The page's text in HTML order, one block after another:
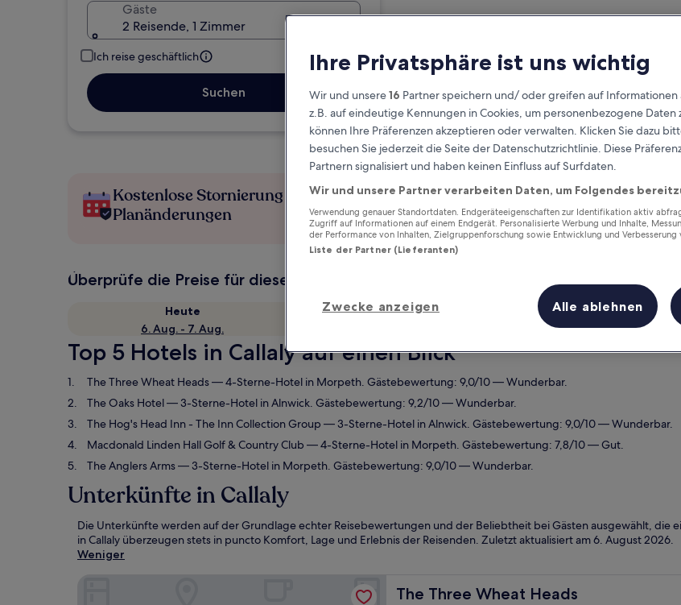
Gäste
2 Reisende, 1 Zimmer
Ich reise geschäftlich
Suchen
Kostenlose Stornierung bei
Planänderungen
Verdiene Prämien für jede
wahrgenommene Übernachtung
Überprüfe die Preise für diese Daten
Heute
6. Aug. - 7. Aug.
Morgen
Dieses
7. Aug. - 9.
Top 5 Hotels in Callaly auf einen Blick
The Three Wheat Heads— 4-Sterne-Hotel in Morpeth. Gästebewertung: 9,0/10 — Wunderbar.
The Oaks Hotel— 3-Sterne-Hotel in Alnwick. Gästebewertung: 9,2/10 — Wunderbar.
The Hog's Head Inn - The Inn Collection Group — 3-Sterne-Hotel in Alnwick. Gästebewertung: 9,0/10 — Wunderbar.
Macdonald Linden Hall Golf & Country Club — 4-Sterne-Hotel in Morpeth. Gästebewertung: 7,8/10 — Gut.
The Anglers Arms— 3-Sterne-Hotel in Morpeth. Gästebewertung: 9,0/10 — Wunderbar.
Unterkünfte in Callaly
Die Unterkünfte werden auf der Grundlage echter Reisebewertungen und der Beliebtheit bei Gästen ausgewählt, die
in Callaly überzeugen stets in puncto Komfort, Lage und Erlebnis der Reisenden. Zuletzt aktualisiert am6. August 2026.
Weniger
The Three Wheat Heads
The Three Wheat Heads
Ihre Privatsphäre ist uns wichtig
Wir und unsere16 Partner speichern und/ oder greifen auf Informationen
z.B. auf eindeutige Kennungen in Cookies, um personenbezogene Daten
können Ihre Präferenzen akzeptieren oder verwalten. Klicken Sie dazu
besuchen Sie jederzeit die Seite der Datenschutzrichtlinie. Diese
Partnern signalisiert und haben keinen Einfluss auf Surfdaten.
Wir und unsere Partner verarbeiten Daten, um Folgendes
Verwendung genauer Standortdaten. Endgeräteeigenschaften zur Identifikation aktiv
Zugriff auf Informationen auf einem Endgerät. Personalisierte Werbung und Inhalte,
der Performance von Inhalten, Zielgruppenforschung sowie Entwicklung und Verbesserung
Liste der Partner (Lieferanten)
Zwecke anzeigen Alle ablehnen